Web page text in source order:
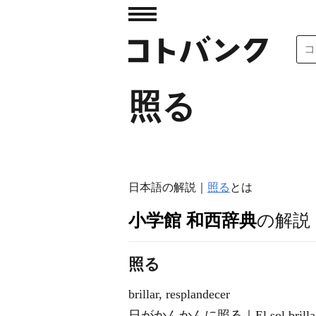
照る
日本語の解説｜ 照る とは
小学館 和西辞典の解説
照る
brillar, resplandecer